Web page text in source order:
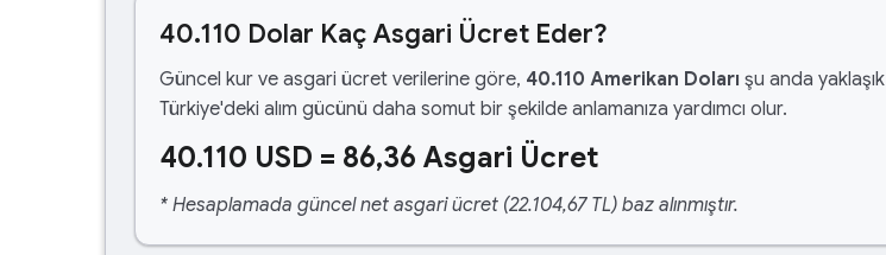
40.110 Dolar Kaç Asgari Ücret Eder?
Güncel kur ve asgari ücret verilerine göre, 40.110 Amerikan Doları şu anda yaklaşık
Türkiye'deki alım gücünü daha somut bir şekilde anlamanıza yardımcı olur.
40.110 USD = 86,36 Asgari Ücret
* Hesaplamada güncel net asgari ücret (22.104,67 TL) baz alınmıştır.